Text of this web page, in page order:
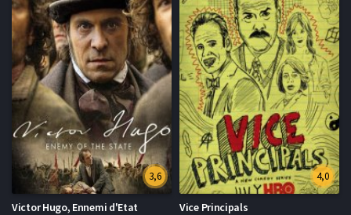
3,6
Victor Hugo, Ennemi d'Etat
4,0
Vice Principals